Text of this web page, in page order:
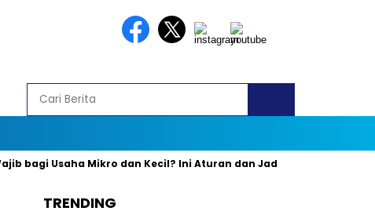
Usaha Mikro dan Kecil? Ini Aturan dan Jadwal Resminya
TRENDING